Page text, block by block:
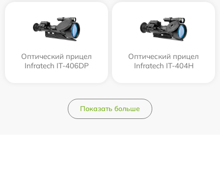
Оптический прицел
Infratech IT-406DP
Оптический прицел
Infratech IT-404H
Показать больше